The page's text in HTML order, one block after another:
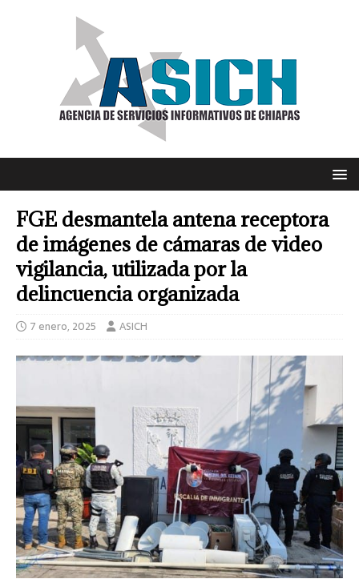
FGE desmantela antena receptora
de imágenes de cámaras de video
vigilancia, utilizada por la
delincuencia organizada
7 enero, 2025 ASICH